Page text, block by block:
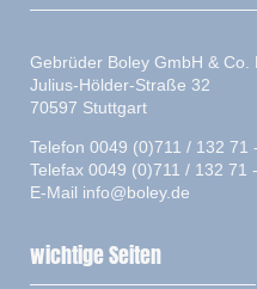
Gebrüder Boley GmbH & Co.
Julius-Hölder-Straße 32
70597 Stuttgart
Telefon 0049 (0)711 / 132 71
Telefax 0049 (0)711 / 132 71
E-Mail info@boley.de
wichtige Seiten